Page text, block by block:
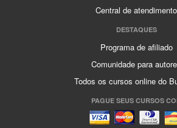
Central de atendimento
DESTAQUES
Programa de afiliado
Comunidade para
Todos os cursos online do
PAGUE SEUS CURSOS